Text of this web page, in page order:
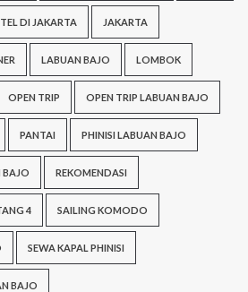
DI JAKARTA JAKARTA
LABUAN BAJO LOMBOK
OPEN TRIP OPEN TRIP LABUAN BAJO
PANTAI PHINISI LABUAN BAJO
BAJO REKOMENDASI
4 SAILING KOMODO
SEWA KAPAL PHINISI
BAJO